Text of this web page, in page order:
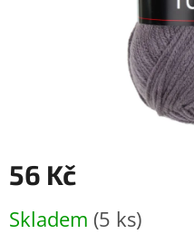
56 Kč
cena:
Skladem (5 ks)